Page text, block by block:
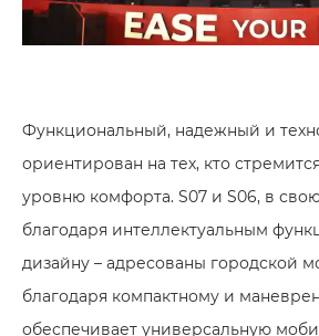
Функциональный, надежный и
ориентирован на тех, кто
уровню комфорта. S07 и S06, в
благодаря интеллектуальным
дизайну – адресованы городской
благодаря компактному и
обеспечивает универсальную